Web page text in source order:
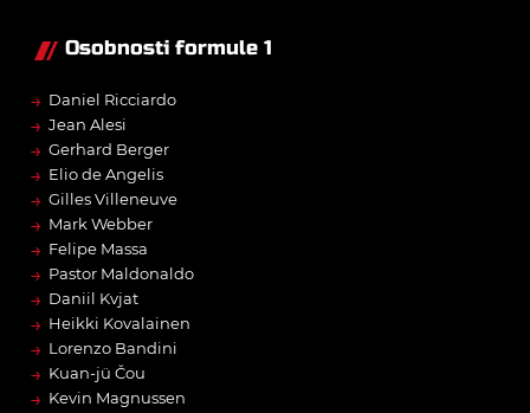
Osobnosti formule 1
→ Daniel Ricciardo
→ Jean Alesi
→ Gerhard Berger
→ Elio de Angelis
→ Gilles Villeneuve
→ Mark Webber
→ Felipe Massa
→ Pastor Maldonaldo
→ Daniil Kvjat
→ Heikki Kovalainen
→ Lorenzo Bandini
→ Kuan-jü Čou
→ Kevin Magnussen